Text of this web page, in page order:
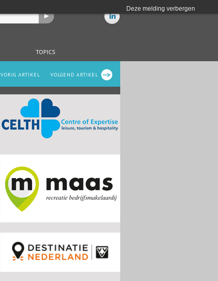
Deze melding verbergen
TOPICS
VOLGEND ARTIKEL
VORIG ARTIKEL